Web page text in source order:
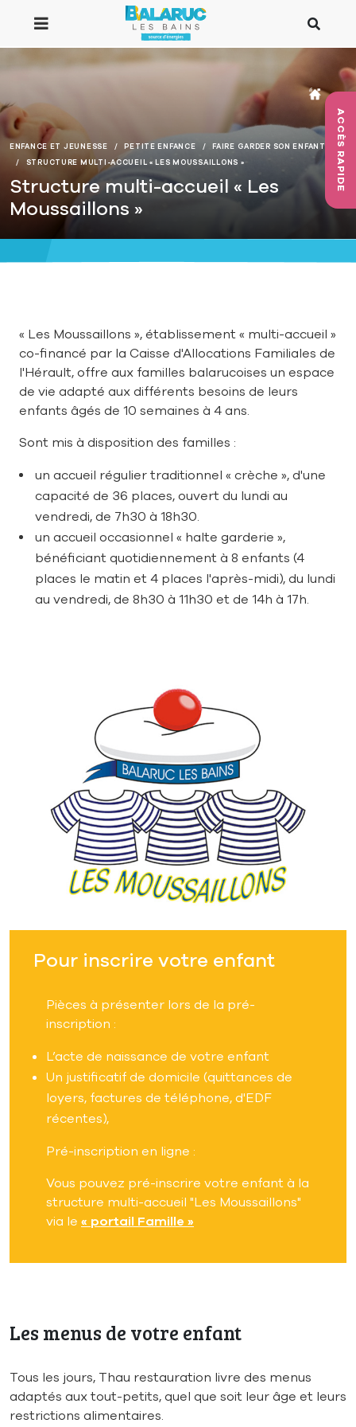
Aller au contenu principal
ACCÈS RAPIDE
ENFANCE ET JEUNESSE PETITE ENFANCE
FAIRE GARDER SON ENFANT
STRUCTURE MULTI-ACCUEIL « LES MOUSSAILLONS »
Structure multi-accueil « Les
Moussaillons »
« Les Moussaillons », établissement « multi-accueil »
co-financé par la Caisse d'Allocations Familiales de
l'Hérault, offre aux familles balarucoises un espace
de vie adapté aux différents besoins de leurs
enfants âgés de 10 semaines à 4 ans.
Sont mis à disposition des familles :
un accueil régulier traditionnel « crèche », d'une
capacité de 36 places, ouvert du lundi au
vendredi, de 7h30 à 18h30.
un accueil occasionnel « halte garderie »,
bénéficiant quotidiennement à 8 enfants (4
places le matin et 4 places l'après-midi), du lundi
au vendredi, de 8h30 à 11h30 et de 14h à 17h.
Pour inscrire votre enfant
Pièces à présenter lors de la pré-
inscription :
L’acte de naissance de votre enfant
Un justificatif de domicile (quittances de
loyers, factures de téléphone, d'EDF
récentes),
Pré-inscription en ligne :
Vous pouvez pré-inscrire votre enfant à la
structure multi-accueil "Les Moussaillons"
via le « portail Famille »
Les menus de votre enfant
Tous les jours, Thau restauration livre des menus
adaptés aux tout-petits, quel que soit leur âge et leurs
restrictions alimentaires.